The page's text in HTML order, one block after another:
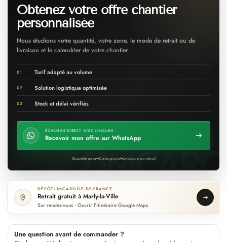
Obtenez votre offre chantier
personnalisée
Nous étudions votre quantité, votre zone, le mode de retrait ou de
livraison et le calendrier de votre chantier.
01 Tarif adapté au volume
02 Solution logistique optimisée
03 Stock et délai vérifiés
ÉCHANGE DIRECT AVEC LIMCARO
Recevoir mon offre sur WhatsApp
Quantité en m² Code postal Livraison ou retrait
DÉPÔT LIMCARO ÎLE-DE-FRANCE
Retrait gratuit à Marly-la-Ville
Sur rendez-vous · Ouvrir l’itinéraire Google Maps
Une question avant de commander ?